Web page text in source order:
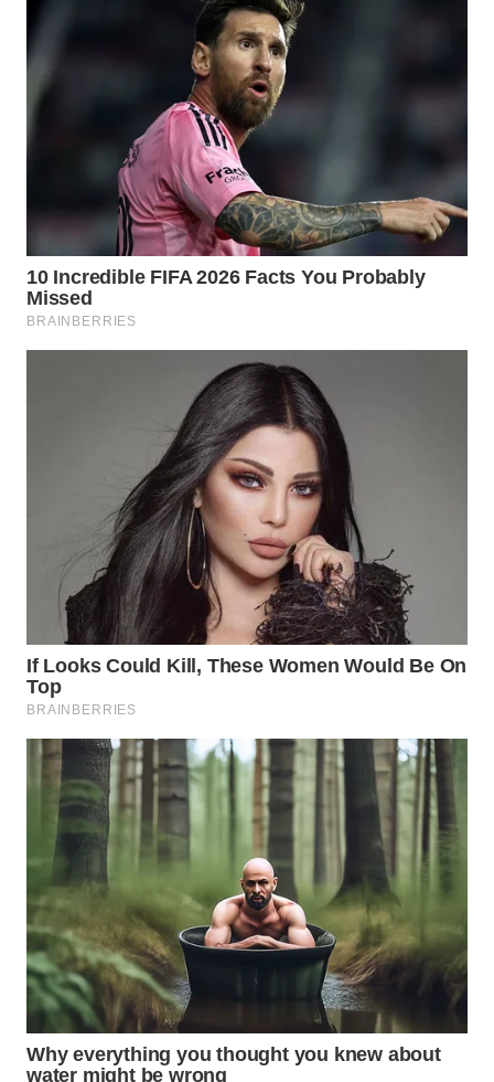
ADVOKAT
WAHANA
INFRASTRUKTUR
TRAVEL
WAHANA
TV
WAHANANEWS
ID
WAHANANEWS
CO ID
WAHANANEWS
NET
WAHANA
SPORT
WAHANA
UMKM